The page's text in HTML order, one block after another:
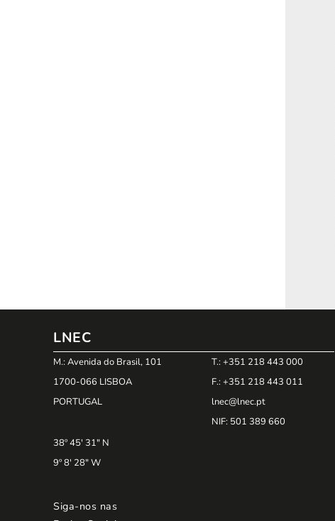
LNEC
M.: Avenida do Brasil, 101
1700-066 LISBOA
PORTUGAL
38º 45' 31" N
9º 8' 28" W
T.: +351 218 443 000
F.: +351 218 443 011
lnec@lnec.pt
NIF: 501 389 660
Siga-nos nas